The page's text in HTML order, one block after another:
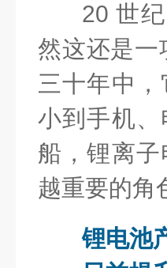
20 世
然这还是一
三十年中
小到手机
船，锂离
越重要的角
锂电池